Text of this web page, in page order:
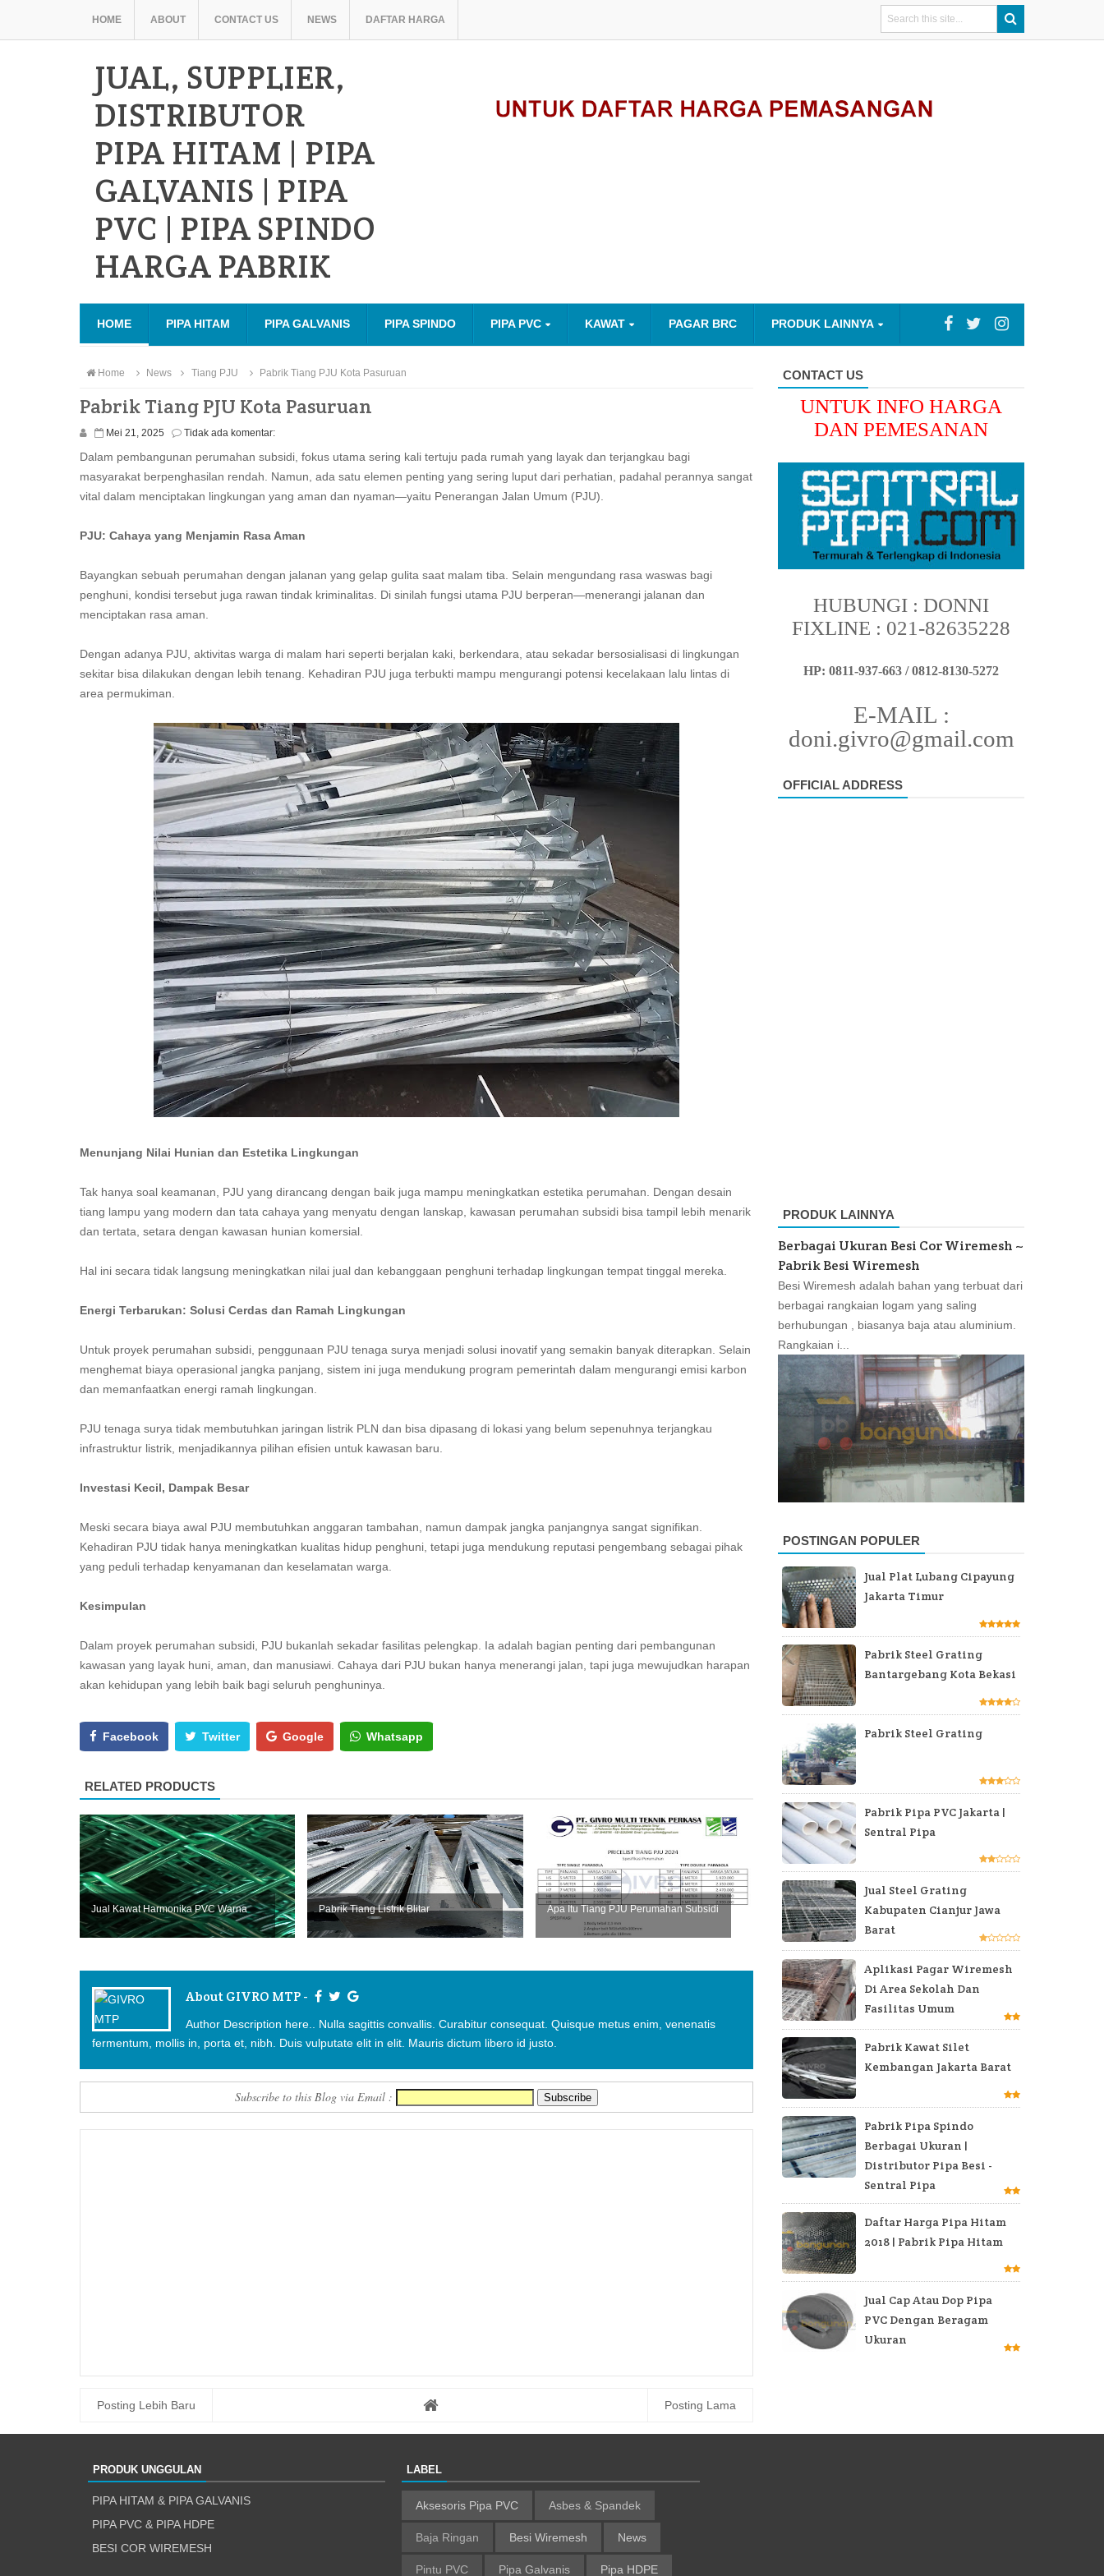
HOME ABOUT CONTACT US NEWS DAFTAR HARGA
JUAL, SUPPLIER,
DISTRIBUTOR
PIPA HITAM | PIPA
GALVANIS | PIPA
PVC | PIPA SPINDO
HARGA PABRIK
HOME PIPA HITAM PIPA GALVANIS PIPA SPINDO PIPA PVC KAWAT PAGAR BRC PRODUK LAINNYA
Home News Tiang PJU Pabrik Tiang PJU Kota Pasuruan
Pabrik Tiang PJU Kota Pasuruan
Mei 21, 2025 Tidak ada komentar:
Dalam pembangunan perumahan subsidi, fokus utama sering kali tertuju pada rumah yang layak dan terjangkau bagi
masyarakat berpenghasilan rendah. Namun, ada satu elemen penting yang sering luput dari perhatian, padahal perannya sangat
vital dalam menciptakan lingkungan yang aman dan nyaman—yaitu Penerangan Jalan Umum (PJU).
PJU: Cahaya yang Menjamin Rasa Aman
Bayangkan sebuah perumahan dengan jalanan yang gelap gulita saat malam tiba. Selain mengundang rasa waswas bagi
penghuni, kondisi tersebut juga rawan tindak kriminalitas. Di sinilah fungsi utama PJU berperan—menerangi jalanan dan
menciptakan rasa aman.
Dengan adanya PJU, aktivitas warga di malam hari seperti berjalan kaki, berkendara, atau sekadar bersosialisasi di lingkungan
sekitar bisa dilakukan dengan lebih tenang. Kehadiran PJU juga terbukti mampu mengurangi potensi kecelakaan lalu lintas di
area permukiman.
Menunjang Nilai Hunian dan Estetika Lingkungan
Tak hanya soal keamanan, PJU yang dirancang dengan baik juga mampu meningkatkan estetika perumahan. Dengan desain
tiang lampu yang modern dan tata cahaya yang menyatu dengan lanskap, kawasan perumahan subsidi bisa tampil lebih menarik
dan tertata, setara dengan kawasan hunian komersial.
Hal ini secara tidak langsung meningkatkan nilai jual dan kebanggaan penghuni terhadap lingkungan tempat tinggal mereka.
Energi Terbarukan: Solusi Cerdas dan Ramah Lingkungan
Untuk proyek perumahan subsidi, penggunaan PJU tenaga surya menjadi solusi inovatif yang semakin banyak diterapkan. Selain
menghemat biaya operasional jangka panjang, sistem ini juga mendukung program pemerintah dalam mengurangi emisi karbon
dan memanfaatkan energi ramah lingkungan.
PJU tenaga surya tidak membutuhkan jaringan listrik PLN dan bisa dipasang di lokasi yang belum sepenuhnya terjangkau
infrastruktur listrik, menjadikannya pilihan efisien untuk kawasan baru.
Investasi Kecil, Dampak Besar
Meski secara biaya awal PJU membutuhkan anggaran tambahan, namun dampak jangka panjangnya sangat signifikan.
Kehadiran PJU tidak hanya meningkatkan kualitas hidup penghuni, tetapi juga mendukung reputasi pengembang sebagai pihak
yang peduli terhadap kenyamanan dan keselamatan warga.
Kesimpulan
Dalam proyek perumahan subsidi, PJU bukanlah sekadar fasilitas pelengkap. Ia adalah bagian penting dari pembangunan
kawasan yang layak huni, aman, dan manusiawi. Cahaya dari PJU bukan hanya menerangi jalan, tapi juga mewujudkan harapan
akan kehidupan yang lebih baik bagi seluruh penghuninya.
Facebook Twitter Google Whatsapp
RELATED PRODUCTS
Jual Kawat Harmonika PVC Warna Pabrik Tiang Listrik Blitar Apa Itu Tiang PJU Perumahan Subsidi
About GIVRO MTP -
Author Description here.. Nulla sagittis convallis. Curabitur consequat. Quisque metus enim, venenatis
fermentum, mollis in, porta et, nibh. Duis vulputate elit in elit. Mauris dictum libero id justo.
Subscribe to this Blog via Email :
Posting Lebih Baru Posting Lama
CONTACT US
UNTUK INFO HARGA
DAN PEMESANAN
HUBUNGI : DONNI
FIXLINE : 021-82635228
HP: 0811-937-663 / 0812-8130-5272
E-MAIL :
doni.givro@gmail.com
OFFICIAL ADDRESS
PRODUK LAINNYA
Berbagai Ukuran Besi Cor Wiremesh ~
Pabrik Besi Wiremesh
Besi Wiremesh adalah bahan yang terbuat dari
berbagai rangkaian logam yang saling
berhubungan , biasanya baja atau aluminium.
Rangkaian i...
POSTINGAN POPULER
Jual Plat Lubang Cipayung
Jakarta Timur
Pabrik Steel Grating
Bantargebang Kota Bekasi
Pabrik Steel Grating
Pabrik Pipa PVC Jakarta |
Sentral Pipa
Jual Steel Grating
Kabupaten Cianjur Jawa
Barat
Aplikasi Pagar Wiremesh
Di Area Sekolah Dan
Fasilitas Umum
Pabrik Kawat Silet
Kembangan Jakarta Barat
Pabrik Pipa Spindo
Berbagai Ukuran |
Distributor Pipa Besi -
Sentral Pipa
Daftar Harga Pipa Hitam
2018 | Pabrik Pipa Hitam
Jual Cap Atau Dop Pipa
PVC Dengan Beragam
Ukuran
PRODUK UNGGULAN
PIPA HITAM & PIPA GALVANIS
PIPA PVC & PIPA HDPE
BESI COR WIREMESH
LABEL
Aksesoris Pipa PVC Asbes & Spandek
Baja Ringan Besi Wiremesh News
Pintu PVC Pipa Galvanis Pipa HDPE